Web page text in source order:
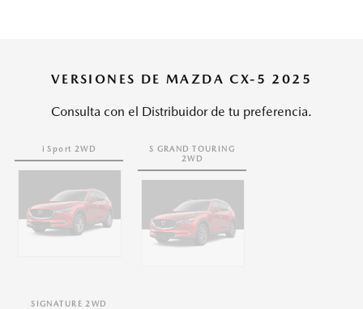
VERSIONES DE MAZDA CX-5 2025
Consulta con el Distribuidor de tu preferencia.
i Sport 2WD
S GRAND TOURING
2WD
SIGNATURE 2WD